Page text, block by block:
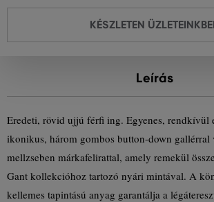
KÉSZLETEN
Leírás
Eredeti, rövid ujjú férfi ing. Egyenes, rendkívül
ikonikus, három gombos button-down gallérral
mellzseben márkafelirattal, amely remekül
Gant kollekcióhoz tartozó nyári mintával. A
kellemes tapintású anyag garantálja a